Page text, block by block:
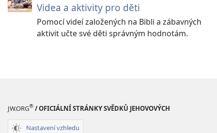
Videa a aktivity pro děti
Pomocí videí založených na Bibli a zábavných
aktivit učte své děti správným hodnotám.
JW.ORG® / OFICIÁLNÍ STRÁNKY SVĚDKŮ JEHOVOVÝCH
Nastavení vzhledu